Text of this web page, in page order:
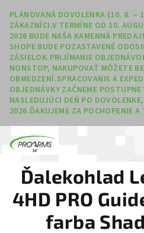
PLÁNOVANÁ DOVOLENKA (10. 8. –
ZÁKAZNÍCI,V TERMÍNE OD 10.
2026 BUDE NAŠA KAMENNÁ
SHOPE BUDE POZASTAVENÉ
ZÁSIELOK.PRIJÍMANIE
NONSTOP, NAKUPOVAŤ MÔŽETE
OBMEDZENÍ.SPRACOVANIE A
OBJEDNÁVKY ZAČNEME POSTUPNE
NASLEDUJÚCI DEŇ PO
2026.ĎAKUJEME ZA POCHOPENIE
Ďalekohlad
4HD PRO
farba